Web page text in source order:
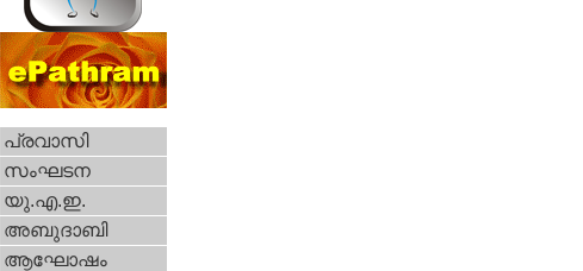
പ്രവാസി
സംഘടന
യു.എ.ഇ.
അബുദാബി
ആഘോഷം